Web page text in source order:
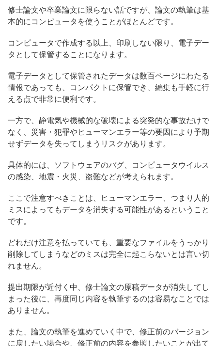
修士論文や卒業論文に限らない話ですが、論文の執筆は基
本的にコンピュータを使うことがほとんどです。
コンピュータで作成する以上、印刷しない限り、電子デー
タとして保管することになります。
電子データとして保管されたデータは数百ページにわたる
情報であっても、コンパクトに保管でき、編集も手軽に行
える点で非常に便利です。
一方で、静電気や機械的な破壊による突発的な事故だけで
なく、災害・犯罪やヒューマンエラー等の要因により予期
せずデータを失ってしまうリスクがあります。
具体的には、ソフトウェアのバグ、コンピュータウイルス
の感染、地震・火災、盗難などが考えられます。
ここで注意すべきことは、ヒューマンエラー、つまり人的
ミスによってもデータを消失する可能性があるということ
です。
どれだけ注意を払っていても、重要なファイルをうっかり
削除してしまうなどのミスは完全に起こらないとは言い切
れません。
提出期限が近付く中、修士論文の原稿データが消失してし
まった後に、再度同じ内容を執筆するのは容易なことでは
ありません。
また、論文の執筆を進めていく中で、修正前のバージョン
に戻したい場合や、修正前の内容を参照したいことが出て